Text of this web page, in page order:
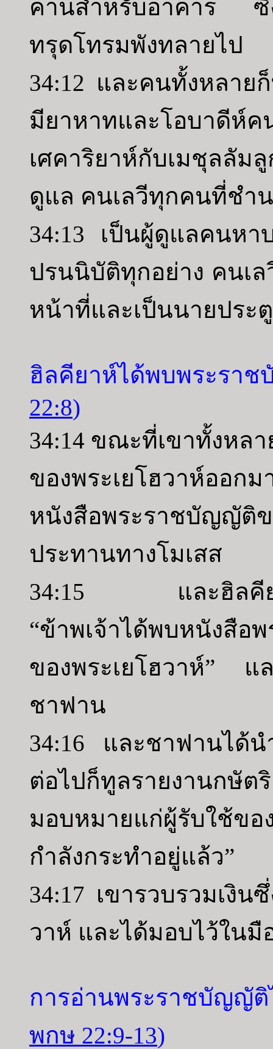
คานสำหรับอาคาร ซึ่
ทรุดโทรมพังทลายไป
34:12 และคนทั้งหลาย
มียาหาทและโอบาดีห์ค
เศคาริยาห์กับเมชุลลัม
ดูแล คนเลวีทุกคนที่ชำ
34:13 เป็นผู้ดูแลคนห
ปรนนิบัติทุกอย่าง คนเ
หน้าที่และเป็นนายประตู
ฮิลคียาห์ได้พบพระรา
22:8)
34:14 ขณะที่เขาทั้งหล
ของพระเยโฮวาห์อ
หนังสือพระราชบัญญัติข
ประทานทางโมเสส
34:15 และฮิลคียา
“ข้าพเจ้าได้พบหนังสือ
ของพระเยโฮวาห์” แ
ชาฟาน
34:16 และชาฟานได้
ต่อไปก็ทูลรายงานกษัต
มอบหมายแก่ผู้รับใช้ข
กำลังกระทำอยู่แล้ว”
34:17 เขารวบรวมเงิน
วาห์ และได้มอบไว้ใน
การอ่านพระราชบัญญั
พกษ 22:9-13)